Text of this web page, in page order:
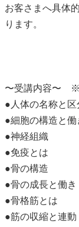
お客さまへ具体
ります。
〜受講内容〜 ※
●人体の名称と区
●細胞の構造と働
●神経組織
●免疫とは
●骨の構造
●骨の成長と働き
●骨格筋とは
●筋の収縮と連動